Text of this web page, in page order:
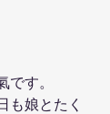
す。
も娘とたく